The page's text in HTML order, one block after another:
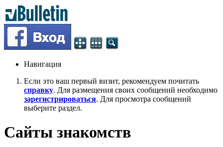
Навигация
Если это ваш первый визит, рекомендуем почитать
справку. Для размещения своих сообщений необходимо
зарегистрироваться. Для просмотра сообщений
выберите раздел.
Сайты знакомств